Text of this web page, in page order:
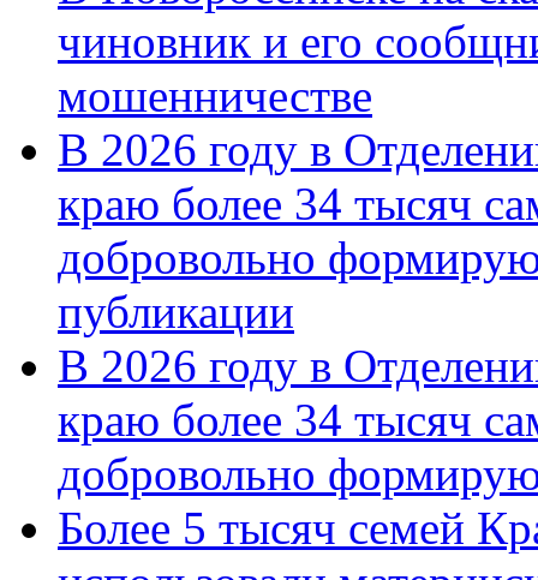
чиновник и его
мошенничестве
В 2026 году в
краю более 34 тысяч
добровольно
публикации
В 2026 году в
краю более 34 тысяч
добровольно
Более 5 тысяч семей